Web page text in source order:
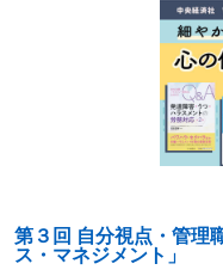
第３回 自分視点・管理
ス・マネジメント」